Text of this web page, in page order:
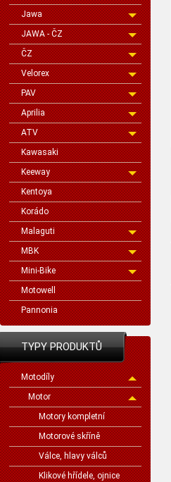
Jawa
JAWA - ČZ
ČZ
Velorex
PAV
Aprilia
ATV
Kawasaki
Keeway
Kentoya
Korádo
Malaguti
MBK
Mini-Bike
Motowell
Pannonia
TYPY PRODUKTŮ
Motodíly
Motor
Motory kompletní
Motorové skříně
Válce, hlavy válců
Klikové hřídele, ojnice